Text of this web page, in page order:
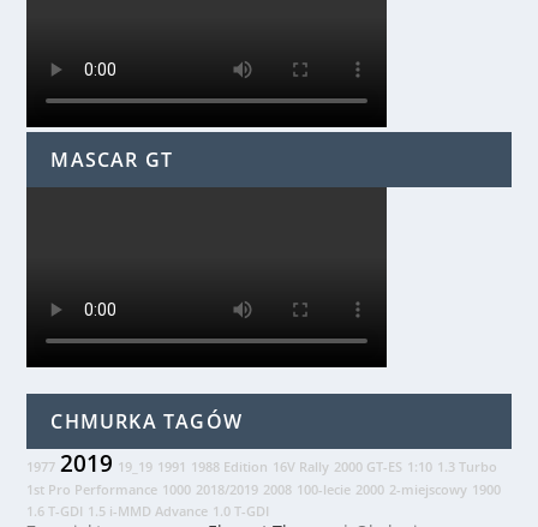
MASCAR GT
CHMURKA TAGÓW
1977 2019 19_19 1991 1988 Edition 16V Rally 2000 GT-ES 1:10 1.3 Turbo
1st Pro Performance 1000 2018/2019 2008 100-lecie 2000 2-miejscowy 1900
1.6 T-GDI 1.5 i-MMD Advance 1.0 T-GDI